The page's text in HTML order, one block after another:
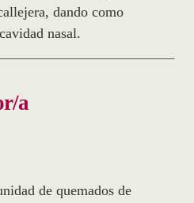
dando como
nasal.
a
de quemados de